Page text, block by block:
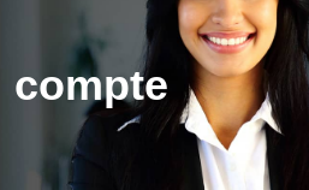
compte